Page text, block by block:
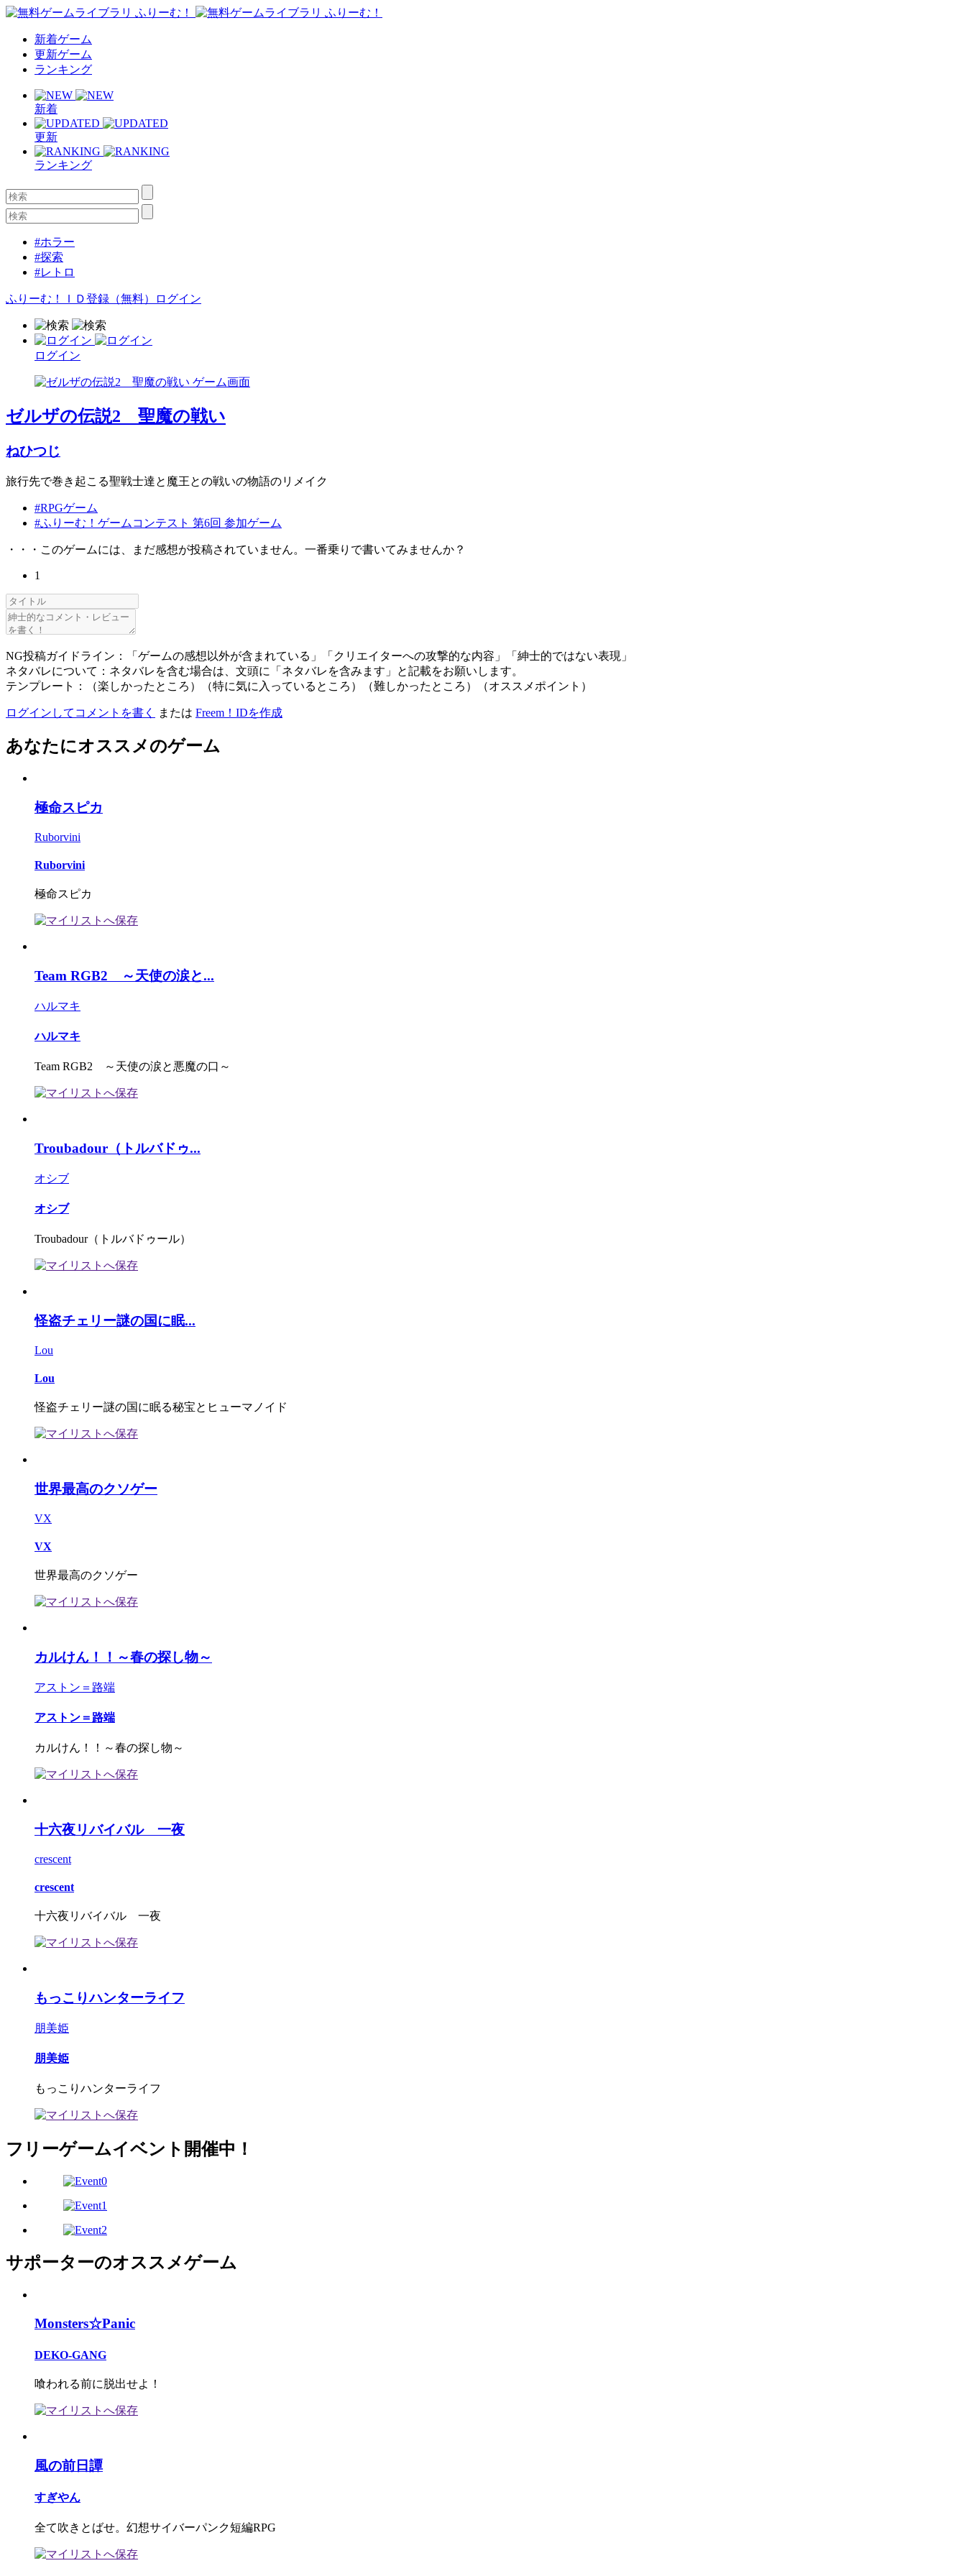
新着ゲーム
更新ゲーム
ランキング
新着
更新
ランキング
#ホラー
#探索
#レトロ
ふりーむ！ＩＤ登録（無料） ログイン
ログイン
ゼルザの伝説2 聖魔の戦い
ねひつじ
旅行先で巻き起こる聖戦士達と魔王との戦いの物語のリメイク
#RPGゲーム
#ふりーむ！ゲームコンテスト 第6回 参加ゲーム
・・・このゲームには、まだ感想が投稿されていません。一番乗りで書いてみませんか？
1
NG投稿ガイドライン：「ゲームの感想以外が含まれている」「クリエイターへの攻撃的な内容」「紳士的ではない表現」
ネタバレについて：ネタバレを含む場合は、文頭に「ネタバレを含みます」と記載をお願いします。
テンプレート：（楽しかったところ）（特に気に入っているところ）（難しかったところ）（オススメポイント）
ログインしてコメントを書く または Freem！IDを作成
あなたにオススメのゲーム
極命スピカ
Ruborvini
Ruborvini
極命スピカ
Team RGB2 ～天使の涙と...
ハルマキ
ハルマキ
Team RGB2 ～天使の涙と悪魔の口～
Troubadour（トルバドゥ...
オシブ
オシブ
Troubadour（トルバドゥール）
怪盗チェリー謎の国に眠...
Lou
Lou
怪盗チェリー謎の国に眠る秘宝とヒューマノイド
世界最高のクソゲー
VX
VX
世界最高のクソゲー
カルけん！！～春の探し物～
アストン＝路端
アストン＝路端
カルけん！！～春の探し物～
十六夜リバイバル 一夜
crescent
crescent
十六夜リバイバル 一夜
もっこりハンターライフ
朋美姫
朋美姫
もっこりハンターライフ
フリーゲームイベント開催中！
サポーターのオススメゲーム
Monsters☆Panic
DEKO-GANG
喰われる前に脱出せよ！
風の前日譚
すぎやん
全て吹きとばせ。幻想サイバーパンク短編RPG